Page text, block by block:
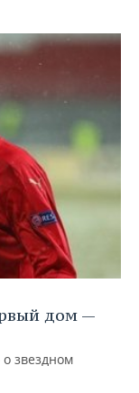
дом —
звездном